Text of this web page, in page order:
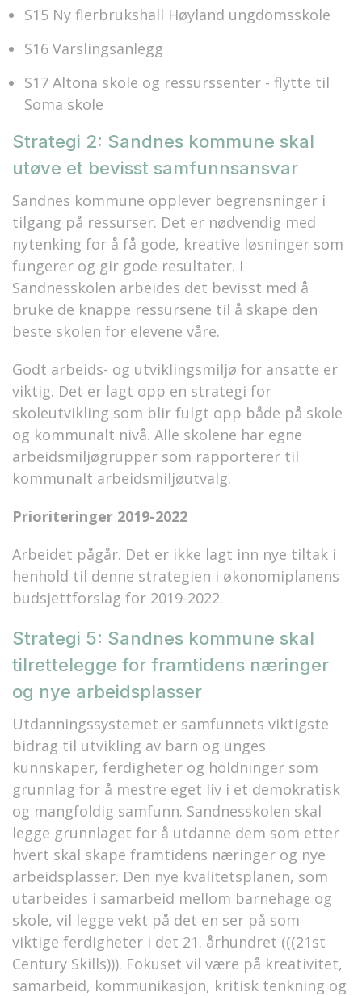
S15 Ny flerbrukshall Høyland ungdomsskole
S16 Varslingsanlegg
S17 Altona skole og ressurssenter - flytte til
Soma skole
Strategi 2: Sandnes kommune skal
utøve et bevisst samfunnsansvar
Sandnes kommune opplever begrensninger i
tilgang på ressurser. Det er nødvendig med
nytenking for å få gode, kreative løsninger som
fungerer og gir gode resultater. I
Sandnesskolen arbeides det bevisst med å
bruke de knappe ressursene til å skape den
beste skolen for elevene våre.
Godt arbeids- og utviklingsmiljø for ansatte er
viktig. Det er lagt opp en strategi for
skoleutvikling som blir fulgt opp både på skole
og kommunalt nivå. Alle skolene har egne
arbeidsmiljøgrupper som rapporterer til
kommunalt arbeidsmiljøutvalg.
Prioriteringer 2019-2022
Arbeidet pågår. Det er ikke lagt inn nye tiltak i
henhold til denne strategien i økonomiplanens
budsjettforslag for 2019-2022.
Strategi 5: Sandnes kommune skal
tilrettelegge for framtidens næringer
og nye arbeidsplasser
Utdanningssystemet er samfunnets viktigste
bidrag til utvikling av barn og unges
kunnskaper, ferdigheter og holdninger som
grunnlag for å mestre eget liv i et demokratisk
og mangfoldig samfunn. Sandnesskolen skal
legge grunnlaget for å utdanne dem som etter
hvert skal skape framtidens næringer og nye
arbeidsplasser. Den nye kvalitetsplanen, som
utarbeides i samarbeid mellom barnehage og
skole, vil legge vekt på det en ser på som
viktige ferdigheter i det 21. århundret (((21st
Century Skills))). Fokuset vil være på kreativitet,
samarbeid, kommunikasjon, kritisk tenkning og